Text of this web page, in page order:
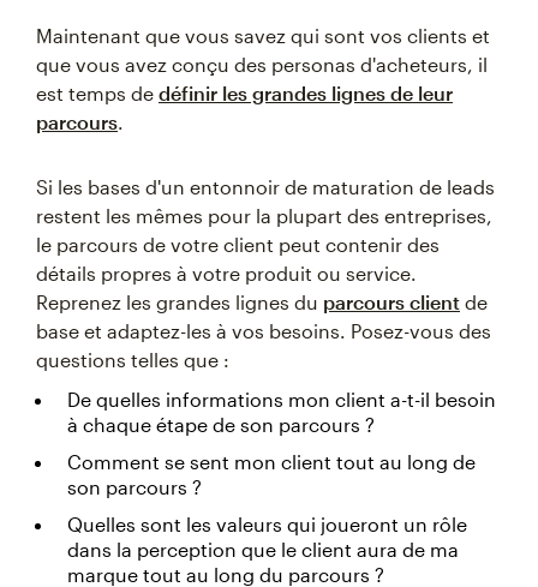
Maintenant que vous savez qui sont vos clients et
que vous avez conçu des personas d'acheteurs, il
est temps de définir les grandes lignes de leur
parcours
Si les bases d'un entonnoir de maturation de leads
restent les mêmes pour la plupart des entreprises,
le parcours de votre client peut contenir des
détails propres à votre produit ou service.
Reprenez les grandes lignes du parcours client de
base et adaptez-les à vos besoins. Posez-vous des
questions telles que :
De quelles informations mon client a-t-il besoin
à chaque étape de son parcours ?
Comment se sent mon client tout au long de
son parcours ?
Quelles sont les valeurs qui joueront un rôle
dans la perception que le client aura de ma
marque tout au long du parcours ?